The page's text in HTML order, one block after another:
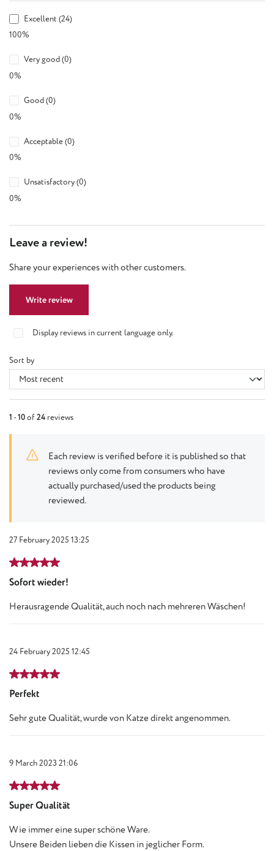
Excellent (24)
100%
Very good (0)
0%
Good (0)
0%
Acceptable (0)
0%
Unsatisfactory (0)
0%
Leave a review!
Share your experiences with other customers.
Write review
Display reviews in current language only.
Sort by
1 -10of24 reviews
Each review is verified before it is published so that
reviews only come from consumers who have
actually purchased/used the products being
reviewed.
27 February 2025 13:25
Review with rating of 5 out of 5 stars
Sofort wieder!
Herausragende Qualität, auch noch nach mehreren Wäschen!
24 February 2025 12:45
Review with rating of 5 out of 5 stars
Perfekt
Sehr gute Qualität, wurde von Katze direkt angenommen.
9 March 2023 21:06
Review with rating of 5 out of 5 stars
Super Qualität
Wie immer eine super schöne Ware.
Unsere Beiden lieben die Kissen in jeglicher Form.